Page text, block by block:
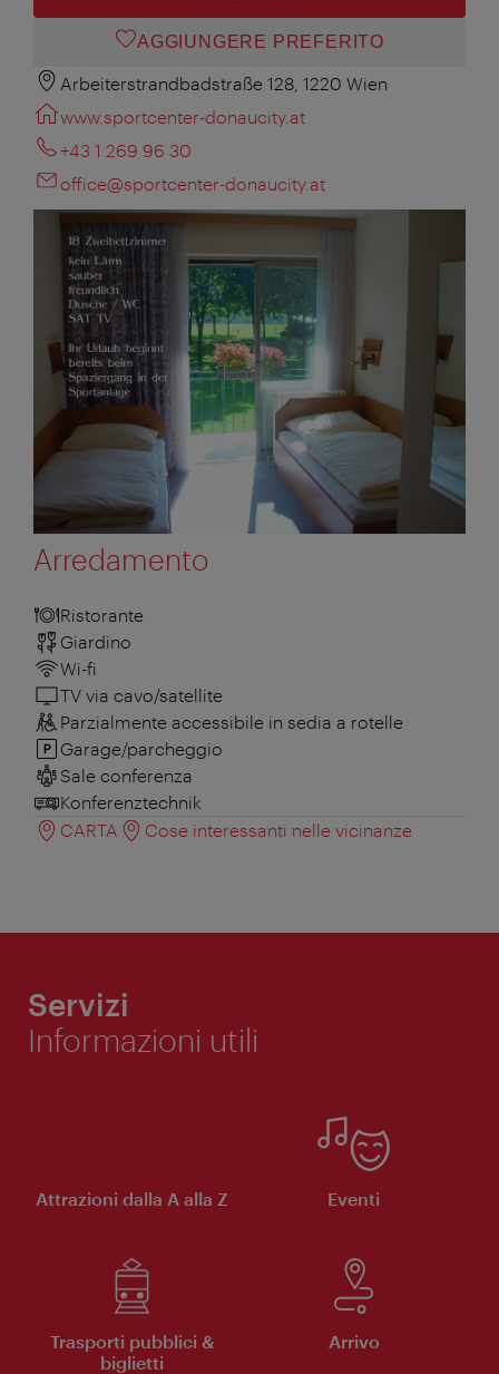
AGGIUNGERE PREFERITO
Arbeiterstrandbadstraße 128, 1220 Wien
www.sportcenter-donaucity.at
+43 1 269 96 30
office@sportcenter-donaucity.at
Arredamento
Ristorante
Giardino
Wi-fi
TV via cavo/satellite
Parzialmente accessibile in sedia a rotelle
Garage/parcheggio
Sale conferenza
Konferenztechnik
CARTA
Cose interessanti nelle vicinanze
Servizi
Informazioni utili
Attrazioni dalla A alla Z Eventi
Trasporti pubblici &
biglietti
Arrivo